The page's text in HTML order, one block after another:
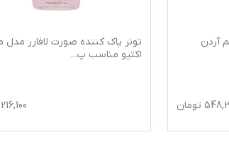
آردن
تومان
تونر پاک کننده صورت لافارر مدل
اکتیو مناسب پ...
216,100